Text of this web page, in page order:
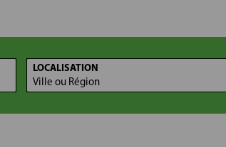
LOCALISATION